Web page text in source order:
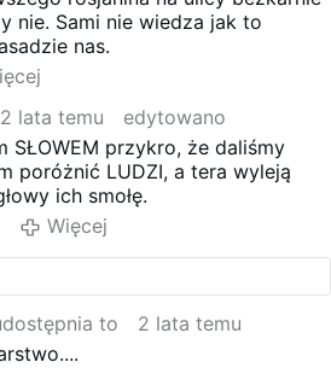
nie. Sami nie wiedza jak to
nas.
2 lata temu
edytowano
SŁOWEM przykro, że daliśmy
poróżnić LUDZI, a tera wyleją
ich smołę.
Więcej
to
2 lata temu